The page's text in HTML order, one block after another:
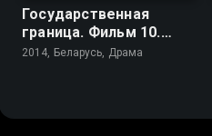
Государственная
граница. Фильм 10.
Афганский капкан
2014, Беларусь, Драма